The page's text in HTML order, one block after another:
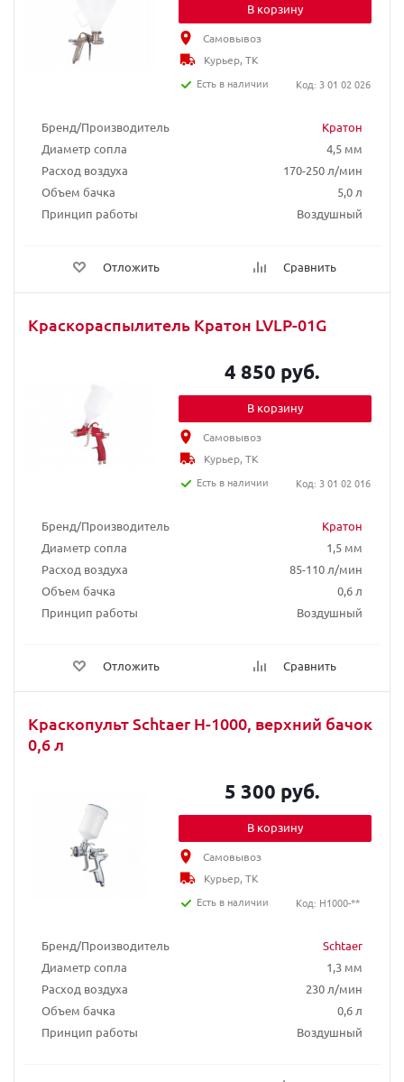
Бренд/Производитель
Кратон
Диаметр сопла
4,5 мм
Расход воздуха
170-250 л/мин
Объем бачка
5,0 л
Принцип работы
Воздушный
Отложить Сравнить
В корзину
Самовывоз
Курьер, ТК
Есть в наличии
Код: 3 01 02 026
Краскораспылитель Кратон LVLP-01G
Бренд/Производитель
Кратон
Диаметр сопла
1,5 мм
Расход воздуха
85-110 л/мин
Объем бачка
0,6 л
Принцип работы
Воздушный
Отложить Сравнить
4 850 руб.
В корзину
Самовывоз
Курьер, ТК
Есть в наличии
Код: 3 01 02 016
Краскопульт Schtaer H-1000, верхний бачок
0,6 л
Бренд/Производитель
Schtaer
Диаметр сопла
1,3 мм
Расход воздуха
230 л/мин
Объем бачка
0,6 л
Принцип работы
Воздушный
5 300 руб.
В корзину
Самовывоз
Курьер, ТК
Есть в наличии
Код: H1000-**